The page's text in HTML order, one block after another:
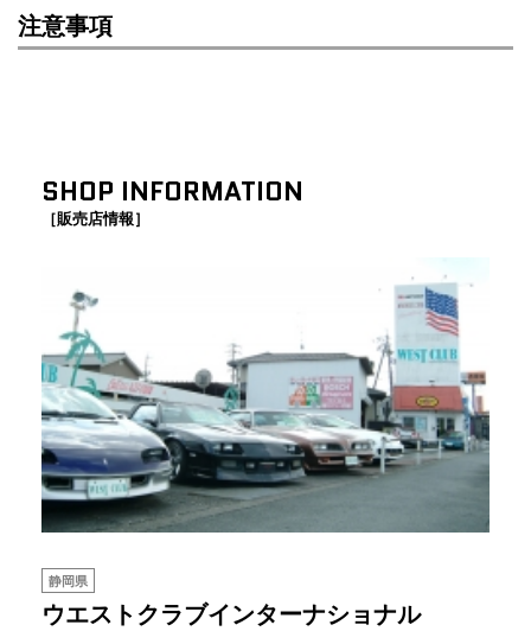
注意事項
SHOP INFORMATION
［販売店情報］
静岡県
ウエストクラブインターナショナル